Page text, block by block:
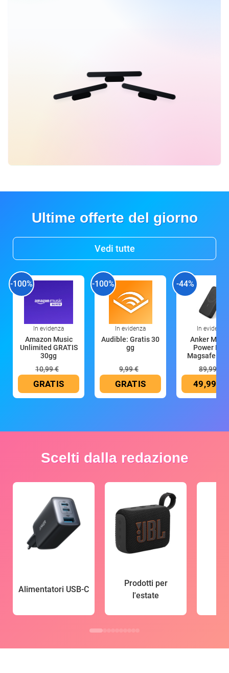
Ultime offerte del giorno
Vedi tutte
-100%
In evidenza
Amazon Music
Unlimited GRATIS
30gg
10,99 €
GRATIS
-100%
In evidenza
Audible: Gratis 30
gg
9,99 €
GRATIS
-44%
In evidenza
Anker
Power
Magsafe
89,99 €
49,99 €
Scelti dalla redazione
Alimentatori USB-C
Prodotti per
l'estate